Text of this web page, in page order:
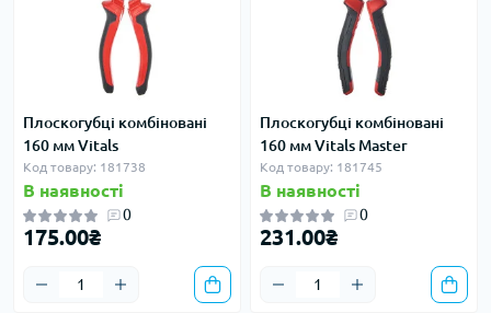
Плоскогубці комбіновані
160 мм Vitals
Код товару: 181738
В наявності
0
175.00₴
Плоскогубці комбіновані
160 мм Vitals Master
Код товару: 181745
В наявності
0
231.00₴